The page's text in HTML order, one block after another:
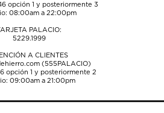
opción 1 y posteriormente 3
08:00am a 22:00pm
PALACIO:
5229.1999
A CLIENTES
(555PALACIO)
opción 1 y posteriormente 2
09:00am a 21:00pm